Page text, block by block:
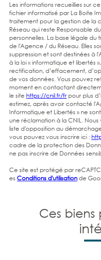
Les informations recueillies sur
fichier informatisé par La Boite
traitement pour la gestion de la
Réseau qui reste Responsable
personnelles. La base légale du
de l'Agence / du Réseau. Elles
suppression et sont destinées à
à la loi « informatique et libertés
rectification, d’effacement,
de vos données. Vous pouvez
moment en contactant
le site https://cnil.fr/fr pour plus
estimez, après avoir contacté
Informatique et Libertés » ne
une réclamation à la CNIL.
liste d'opposition au
vous pouvez vous inscrire ici :
cadre de la protection des
ne pas inscrire de Données
Ce site est protégé par
es Conditions d'utilisationde
Ces